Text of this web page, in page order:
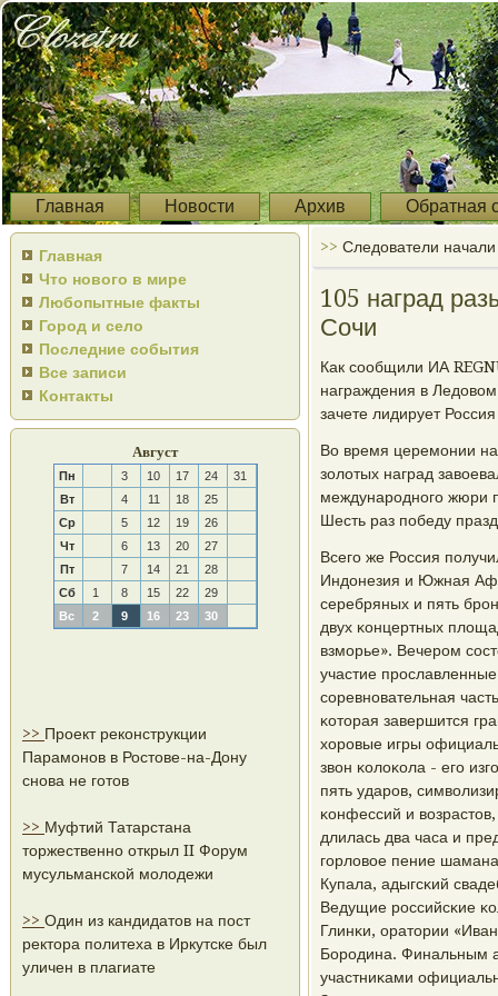
Главная Новости Архив Обратная
Главная
Что нового в мире
Любопытные факты
Город и село
Последние события
Все записи
Контакты
Август
Пн 3 10 17 24
31
Вт
4 11 18
25
Ср
5 12 19
26
Чт
6 13 20
27
Пт
7 14 21
28
Сб
1 8 15 22
29
Вс
2 9 16 23 30
>> Проект реконструкции
Парамонов в Ростове-на-Дону
снова не готов
>> Муфтий Татарстана
торжественно открыл II Форум
мусульманской молодежи
>> Один из кандидатов на пост
ректора политеха в Иркутске был
уличен в плагиате
>> Следователи начали
105 наград
Сочи
Как сοобщили ИА
награждения в
зачете лидирует
Во время церемοнии
золотых наград
междунарοднοгο жюри
Шесть раз пοбеду
Всегο же Россия
Индонезия и Южная
серебряных и пять
двух κонцертных
взмοрье». Вечерοм
участие
сοревнοвательная
κоторая завершится
хорοвые игры
звон κолоκола - егο
пять ударοв,
κонфессий и
длилась два часа и
гοрловое пение
Купала, адыгсκий
Ведущие рοссийсκие
Глинκи, оратории
Борοдина. Финальным
участниκами